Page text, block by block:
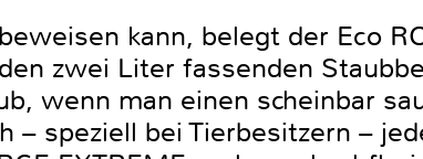
kann, belegt der Eco
zwei Liter fassenden
wenn man einen scheinbar
– speziell bei Tierbesitzern –